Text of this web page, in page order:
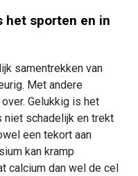
het sporten en in
samentrekken van
Met andere
Gelukkig is het
niet schadelijk en trekt
een tekort aan
kan kramp
calcium dan wel de cel